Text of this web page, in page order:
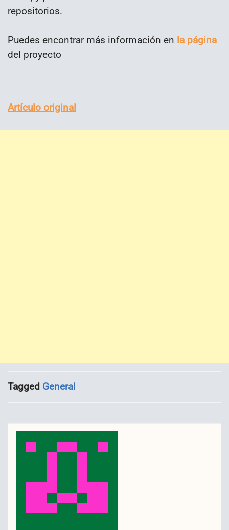
repositorios.
Puedes encontrar más información en la página
del proyecto
Artículo original
Tagged General